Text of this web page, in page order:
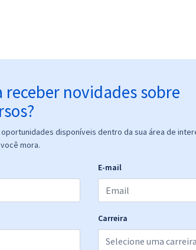
receber novidades sobre
oportunidades disponíveis dentro da sua área de
mora.
E-mail
Carreira